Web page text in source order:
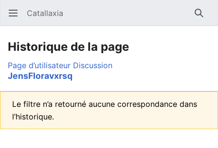
Ouvrir le menu principal Catallaxia
Historique de la page
Page d’utilisateur Discussion
JensFloravxrsq
Le filtre n’a retourné aucune correspondance dans
l’historique.